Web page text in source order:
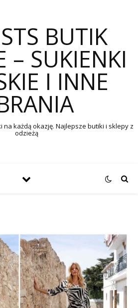
BUTIK
– SUKIENKI
I INNE
na każdą okazję. Najlepsze butiki i sklepy z
odzieżą